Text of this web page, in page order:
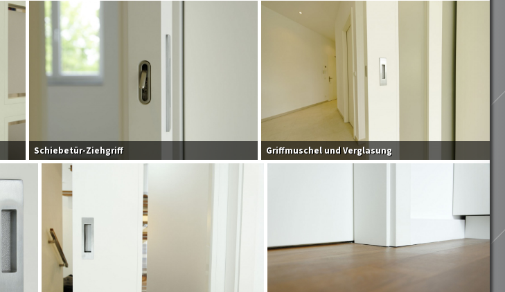
Schiebetür-Ziehgriff Griffmuschel und Verglasung